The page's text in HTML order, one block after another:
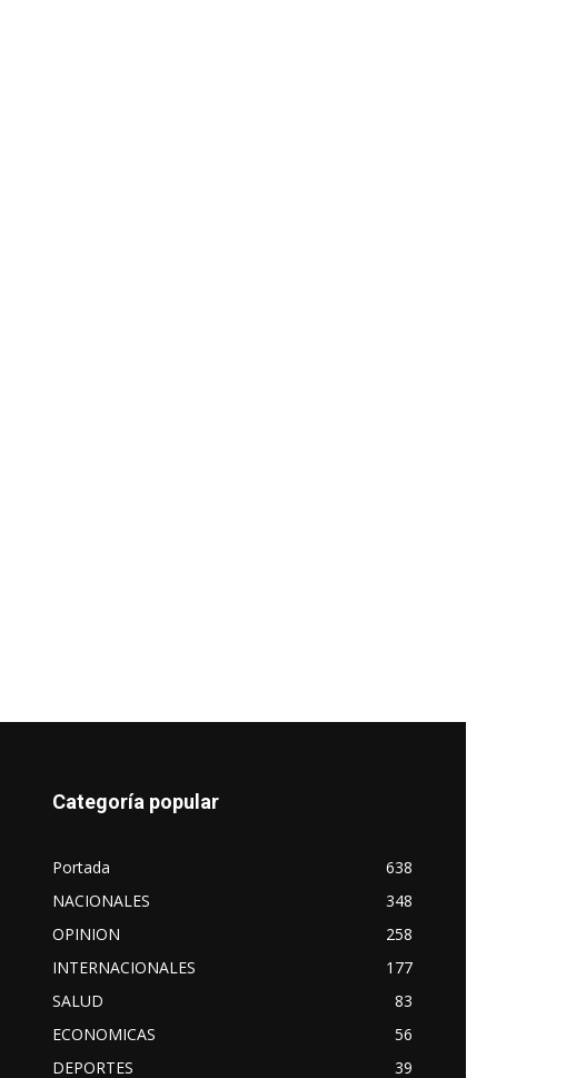
Categoría popular
Portada
638
NACIONALES
348
OPINION
258
INTERNACIONALES
177
SALUD
83
ECONOMICAS
56
DEPORTES
39